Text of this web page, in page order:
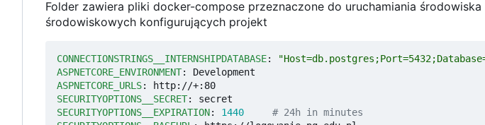
Folder zawiera pliki docker-compose przeznaczone do uruchamiania
środowiskowych konfigurujących projekt
CONNECTIONSTRINGS__INTERNSHIPDATABASE:
ASPNETCORE_ENVIRONMENT:
Development
ASPNETCORE_URLS:
http://+:80
SECURITYOPTIONS__SECRET:
secret
SECURITYOPTIONS__EXPIRATION: 1440
# 24h in minutes